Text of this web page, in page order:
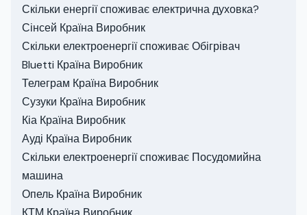
Скільки енергії споживає електрична духовка?
Сінсей Країна Виробник
Скільки електроенергії споживає Обігрівач
Bluetti Країна Виробник
Телеграм Країна Виробник
Сузуки Країна Виробник
Кіа Країна Виробник
Ауді Країна Виробник
Скільки електроенергії споживає Посудомийна
машина
Опель Країна Виробник